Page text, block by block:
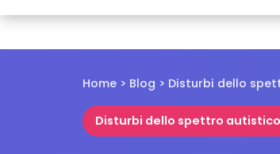
Home > Blog > Disturbi dello
Disturbi dello spettro autistico